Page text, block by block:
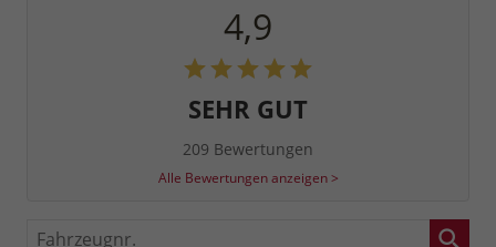
4,9
SEHR GUT
209 Bewertungen
Alle Bewertungen anzeigen >
Fahrzeugnr.